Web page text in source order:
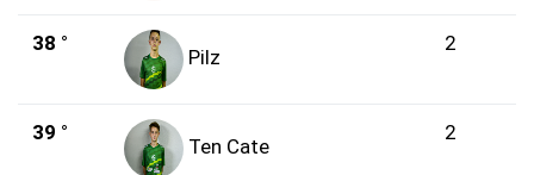
38 °
Pilz
2
39 °
Ten Cate
2